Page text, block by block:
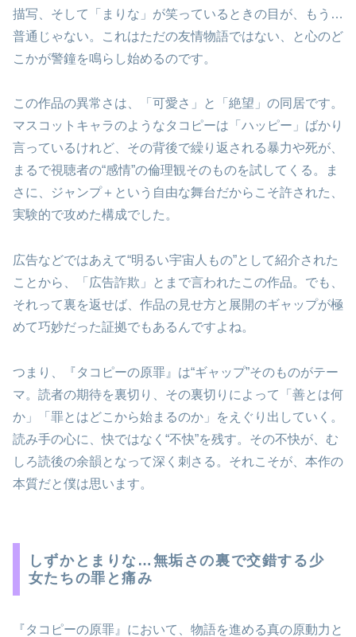
描写、そして「まりな」が笑っているときの目が、もう…
普通じゃない。これはただの友情物語ではない、と心のど
こかが警鐘を鳴らし始めるのです。
この作品の異常さは、「可愛さ」と「絶望」の同居です。
マスコットキャラのようなタコピーは「ハッピー」ばかり
言っているけれど、その背後で繰り返される暴力や死が、
まるで視聴者の“感情”の倫理観そのものを試してくる。ま
さに、ジャンプ＋という自由な舞台だからこそ許された、
実験的で攻めた構成でした。
広告などではあえて“明るい宇宙人もの”として紹介された
ことから、「広告詐欺」とまで言われたこの作品。でも、
それって裏を返せば、作品の見せ方と展開のギャップが極
めて巧妙だった証拠でもあるんですよね。
つまり、『タコピーの原罪』は“ギャップ”そのものがテー
マ。読者の期待を裏切り、その裏切りによって「善とは何
か」「罪とはどこから始まるのか」をえぐり出していく。
読み手の心に、快ではなく“不快”を残す。その不快が、む
しろ読後の余韻となって深く刺さる。それこそが、本作の
本質だと僕は思います。
しずかとまりな…無垢さの裏で交錯する少
女たちの罪と痛み
『タコピーの原罪』において、物語を進める真の原動力と